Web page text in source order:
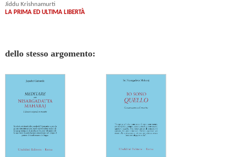
Jiddu Krishnamurti
LA PRIMA ED ULTIMA LIBERTÀ
dello stesso argomento: